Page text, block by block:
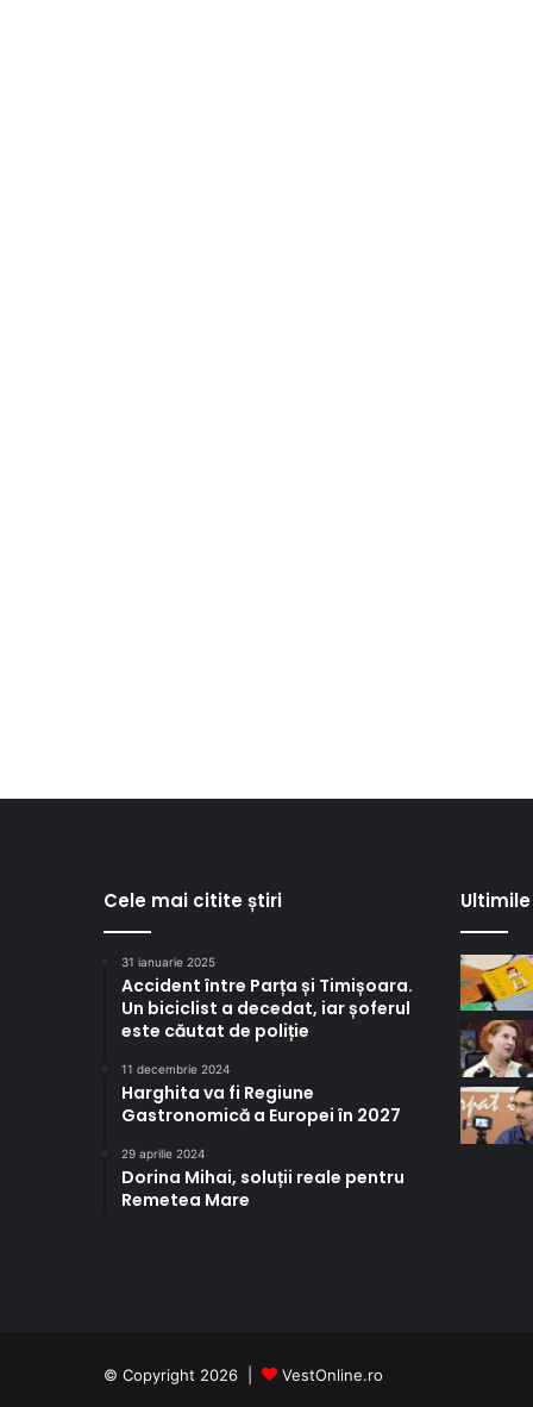
Cele mai citite știri
31 ianuarie 2025
Accident între Parța și Timișoara.
Un biciclist a decedat, iar șoferul
este căutat de poliție
11 decembrie 2024
Harghita va fi Regiune
Gastronomică a Europei în 2027
29 aprilie 2024
Dorina Mihai, soluții reale pentru
Remetea Mare
© Copyright 2026 | VestOnline.ro